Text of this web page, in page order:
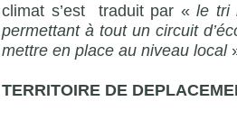
climat s’est traduit par «le tri
permettant à tout un circuit
mettre en place au niveau local
TERRITOIRE DE